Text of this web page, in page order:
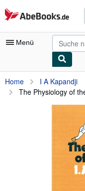
Zum Hauptinhalt
AbeBooks.de
Menü
Nutzerkonto
Meine Bestellungen
Antiquarische Bücher
Kunst & Sammlerstücke
Home
I A Kapandji
The Physiology of